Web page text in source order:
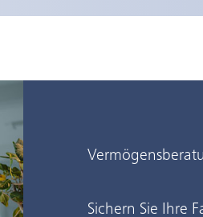
Sichern Sie Ihre